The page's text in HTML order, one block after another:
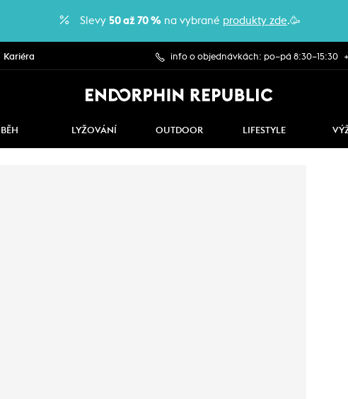
Slevy 50 až 70 % na vybrané produkty zde.🥳
Kariéra info o objednávkách: po–pá 8:30–15:30
BĚH LYŽOVÁNÍ OUTDOOR LIFESTYLE